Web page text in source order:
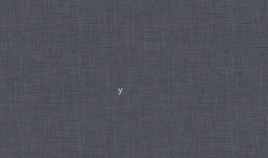
de tiempo y